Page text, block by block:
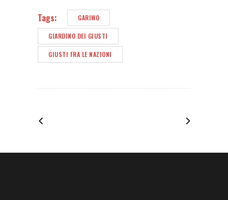
Tags: GARIWO
GIARDINO DEI GIUSTI
GIUSTI FRA LE NAZIONI